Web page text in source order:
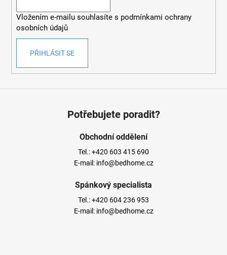
Vložením e-mailu souhlasíte s podmínkami ochrany
osobních údajů
PŘIHLÁSIT SE
Potřebujete poradit?
Obchodní oddělení
Tel.:+420 603 415 690
E-mail: info@bedhome.cz
Spánkový specialista
Tel.:+420 604 236 953
E-mail: info@bedhome.cz